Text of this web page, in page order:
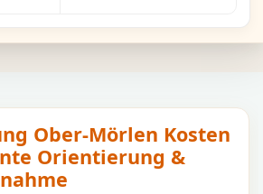
Ober-Mörlen Kosten
Orientierung &